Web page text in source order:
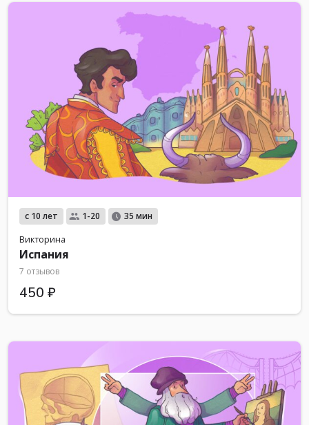
с 10 лет 1-20 35 мин
Викторина
Испания
7 отзывов
450 ₽